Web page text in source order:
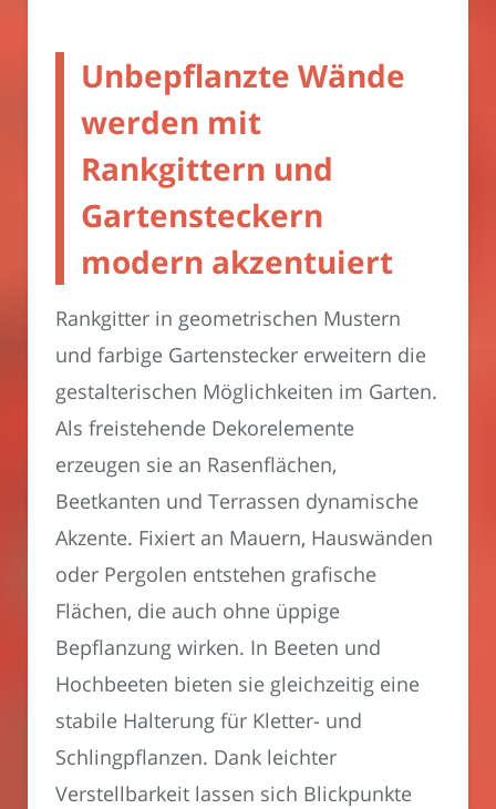
Unbepflanzte Wände
werden mit
Rankgittern und
Gartensteckern
modern akzentuiert
Rankgitter in geometrischen Mustern
und farbige Gartenstecker erweitern die
gestalterischen Möglichkeiten im Garten.
Als freistehende Dekorelemente
erzeugen sie an Rasenflächen,
Beetkanten und Terrassen dynamische
Akzente. Fixiert an Mauern, Hauswänden
oder Pergolen entstehen grafische
Flächen, die auch ohne üppige
Bepflanzung wirken. In Beeten und
Hochbeeten bieten sie gleichzeitig eine
stabile Halterung für Kletter- und
Schlingpflanzen. Dank leichter
Verstellbarkeit lassen sich Blickpunkte